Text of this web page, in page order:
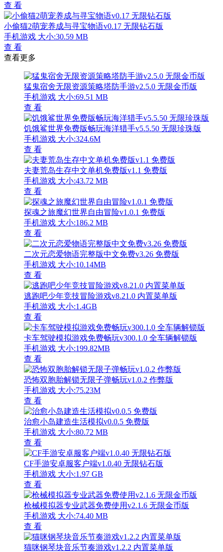
查 看
小偷猫2萌宠养成与寻宝物语v0.17 无限钻石版
手机游戏 大小:30.59 MB
查 看
查看更多
猛鬼宿舍无限资源策略塔防手游v2.5.0 无限金币版
手机游戏 大小:69.51 MB
查 看
饥饿鲨世界免费版畅玩海洋猎手v5.5.50 无限珍珠版
手机游戏 大小:324.6M
查 看
夫妻荒岛生存中文单机免费版v1.1 免费版
手机游戏 大小:43.72 MB
查 看
探魂之旅魔幻世界自由冒险v1.0.1 免费版
手机游戏 大小:186.2 MB
查 看
二次元恋爱物语完整版中文免费v3.26 免费版
手机游戏 大小:10.14MB
查 看
逃跑吧少年竞技冒险游戏v8.21.0 内置菜单版
手机游戏 大小:1.4GB
查 看
卡车驾驶模拟游戏免费畅玩v300.1.0 全车辆解锁版
手机游戏 大小:199.82MB
查 看
恐怖双胞胎解锁无限子弹畅玩v1.0.2 作弊版
手机游戏 大小:75.23M
查 看
治愈小岛建造生活模拟v0.0.5 免费版
手机游戏 大小:80.72 MB
查 看
CF手游安卓服客户端v1.0.40 无限钻石版
手机游戏 大小:1.97 GB
查 看
枪械模拟器专业武器免费使用v2.1.6 无限金币版
手机游戏 大小:74.40 MB
查 看
猫咪钢琴块音乐节奏游戏v1.2.2 内置菜单版